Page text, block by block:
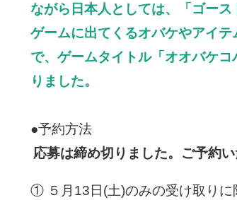
ながら日本人としては、「ゴー
ゲームに出てくるオバケやアイ
で、ゲームタイトル「オオバケ
りました。
●予約方法
応募は締め切りました。ご予約
① ５月13日(土)のみの受け取りに